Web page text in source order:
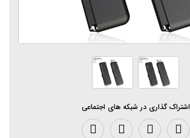
اشتراک گذاری در شبکه های اجتماعی